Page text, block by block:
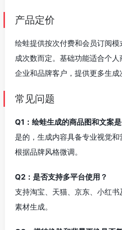
产品定价
绘蛙提供按次付费和会员订阅
成次数而定。基础功能适合个
企业和品牌客户，提供更多生成
常见问题
Q1：绘蛙生成的商品图和文案
是的，生成内容具备专业视觉
根据品牌风格微调。
Q2：是否支持多平台使用？
支持淘宝、天猫、京东、小红
素材生成。